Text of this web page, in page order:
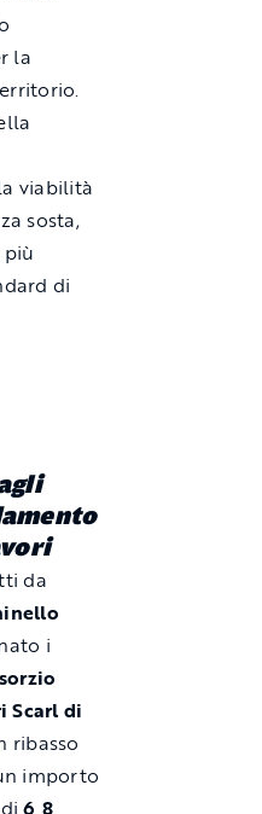
la
viabilità
sosta,
di
da
i
Scarl di
ribasso
importo